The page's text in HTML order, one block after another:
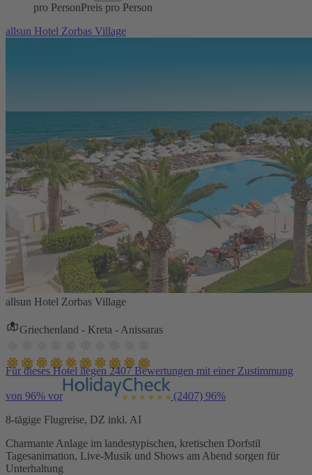
pro PersonPreis pro Person
allsun Hotel Zorbas Village
allsun Hotel Zorbas Village
Griechenland - Kreta - Anissaras
Für dieses Hotel liegen 2407 Bewertungen mit einer Zustimmung
von 96% vor (2407) 96%
8-tägige Flugreise, DZ inkl. AI
Charmante Anlage im landestypischen, kretischen Dorfstil
Tagesanimation, Live-Musik und Shows am Abend sorgen für
Unterhaltung